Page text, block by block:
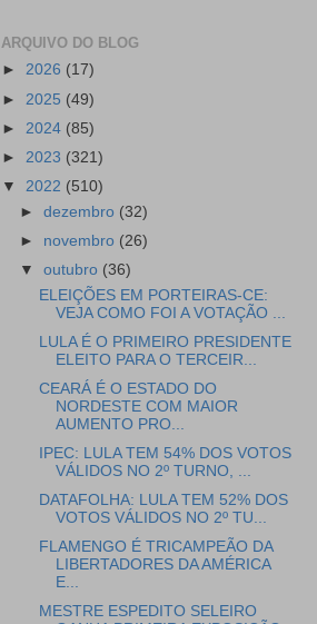
ARQUIVO DO BLOG
► 2026 (17)
► 2025 (49)
► 2024 (85)
► 2023 (321)
▼ 2022 (510)
►dezembro (32)
► novembro (26)
▼outubro (36)
ELEIÇÕES EM PORTEIRAS-CE:
VEJA COMO FOI A VOTAÇÃO ...
LULA É O PRIMEIRO PRESIDENTE
ELEITO PARA O TERCEIR...
CEARÁ É O ESTADO DO
NORDESTE COM MAIOR
AUMENTO PRO...
IPEC: LULA TEM 54% DOS VOTOS
VÁLIDOS NO 2º TURNO, ...
DATAFOLHA: LULA TEM 52% DOS
VOTOS VÁLIDOS NO 2º TU...
FLAMENGO É TRICAMPEÃO DA
LIBERTADORES DA AMÉRICA
E...
MESTRE ESPEDITO SELEIRO